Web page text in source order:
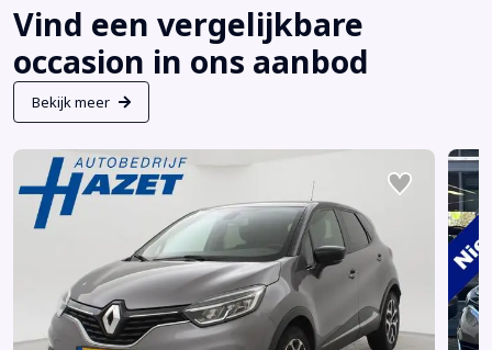
Vind een vergelijkbare
occasion in ons aanbod
Bekijk meer